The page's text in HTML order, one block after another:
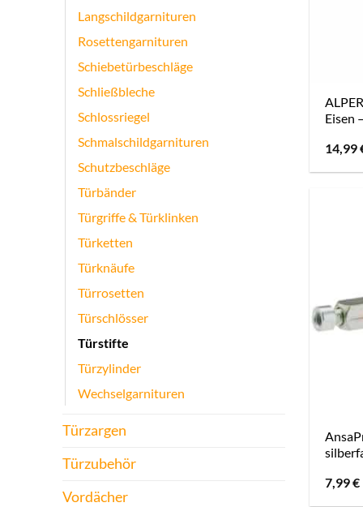
Langschildgarnituren
Rosettengarnituren
Schiebetürbeschläge
Schließbleche
Schlossriegel
Schmalschildgarnituren
Schutzbeschläge
Türbänder
Türgriffe & Türklinken
Türketten
Türknäufe
Türrosetten
Türschlösser
Türstifte
Türzylinder
Wechselgarnituren
Türzargen
Türzubehör
Vordächer
Eisen
14,99
7,99€